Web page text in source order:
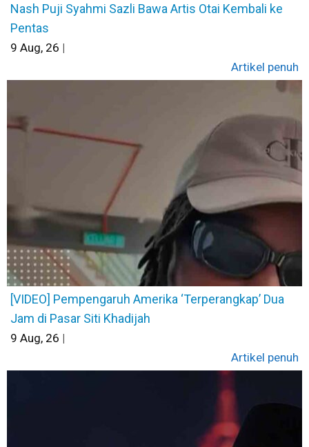
Nash Puji Syahmi Sazli Bawa Artis Otai Kembali ke
Pentas
9 Aug, 26 |
Artikel penuh
[VIDEO] Pempengaruh Amerika ‘Terperangkap’ Dua
Jam di Pasar Siti Khadijah
9 Aug, 26 |
Artikel penuh